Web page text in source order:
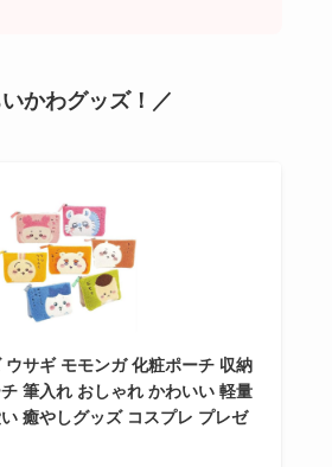
かわグッズ！／
ウサギ モモンガ 化粧ポーチ 収納
筆入れ おしゃれ かわいい 軽量
癒やしグッズ コスプレ プレゼ